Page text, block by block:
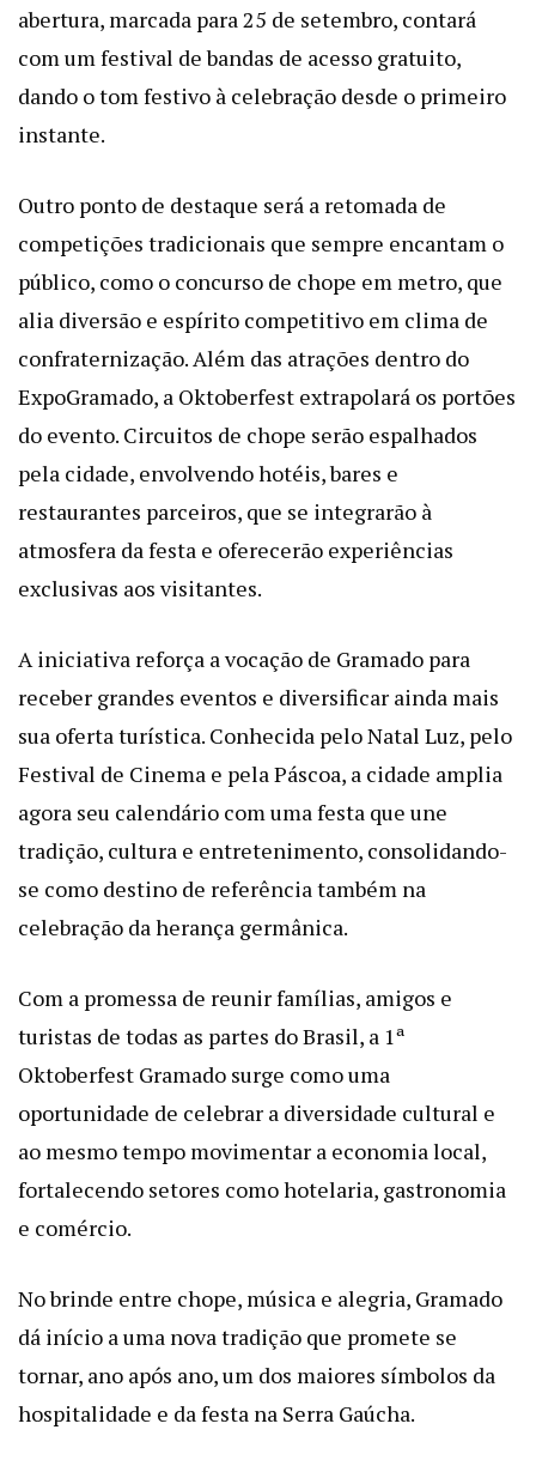
abertura, marcada para 25 de setembro, contará
com um festival de bandas de acesso gratuito,
dando o tom festivo à celebração desde o primeiro
instante.
Outro ponto de destaque será a retomada de
competições tradicionais que sempre encantam o
público, como o concurso de chope em metro, que
alia diversão e espírito competitivo em clima de
confraternização. Além das atrações dentro do
ExpoGramado, a Oktoberfest extrapolará os portões
do evento. Circuitos de chope serão espalhados
pela cidade, envolvendo hotéis, bares e
restaurantes parceiros, que se integrarão à
atmosfera da festa e oferecerão experiências
exclusivas aos visitantes.
A iniciativa reforça a vocação de Gramado para
receber grandes eventos e diversificar ainda mais
sua oferta turística. Conhecida pelo Natal Luz, pelo
Festival de Cinema e pela Páscoa, a cidade amplia
agora seu calendário com uma festa que une
tradição, cultura e entretenimento, consolidando-
se como destino de referência também na
celebração da herança germânica.
Com a promessa de reunir famílias, amigos e
turistas de todas as partes do Brasil, a 1ª
Oktoberfest Gramado surge como uma
oportunidade de celebrar a diversidade cultural e
ao mesmo tempo movimentar a economia local,
fortalecendo setores como hotelaria, gastronomia
e comércio.
No brinde entre chope, música e alegria, Gramado
dá início a uma nova tradição que promete se
tornar, ano após ano, um dos maiores símbolos da
hospitalidade e da festa na Serra Gaúcha.